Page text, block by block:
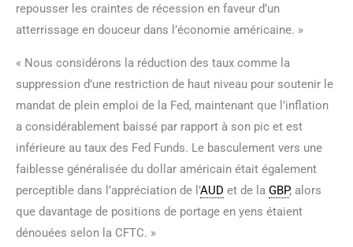
repousser les craintes de récession en faveur d’un
atterrissage en douceur dans l’économie américaine. »
« Nous considérons la réduction des taux comme la
suppression d’une restriction de haut niveau pour soutenir le
mandat de plein emploi de la Fed, maintenant que l’inflation
a considérablement baissé par rapport à son pic et est
inférieure au taux des Fed Funds. Le basculement vers une
faiblesse généralisée du dollar américain était également
perceptible dans l’appréciation de l’AUD et de la GBP, alors
que davantage de positions de portage en yens étaient
dénouées selon la CFTC. »